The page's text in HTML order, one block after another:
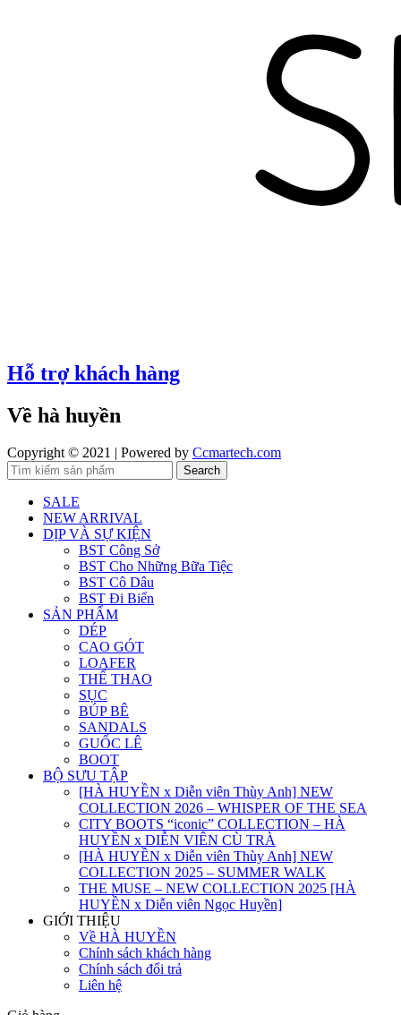
Hỗ trợ khách hàng
Về hà huyền
Copyright © 2021 | Powered by Ccmartech.com
Search
SALE
NEW ARRIVAL
DỊP VÀ SỰ KIỆN
BST Công Sở
BST Cho Những Bữa Tiệc
BST Cô Dâu
BST Đi Biển
SẢN PHẨM
DÉP
CAO GÓT
LOAFER
THỂ THAO
SỤC
BÚP BÊ
SANDALS
GUỐC LÊ
BOOT
BỘ SƯU TẬP
[HÀ HUYỀN x Diễn viên Thùy Anh] NEW
COLLECTION 2026 – WHISPER OF THE SEA
CITY BOOTS “iconic” COLLECTION – HÀ
HUYỀN x DIỄN VIÊN CÙ TRÀ
[HÀ HUYỀN x Diễn viên Thùy Anh] NEW
COLLECTION 2025 – SUMMER WALK
THE MUSE – NEW COLLECTION 2025 [HÀ
HUYỀN x Diễn viên Ngọc Huyền]
GIỚI THIỆU
Về HÀ HUYỀN
Chính sách khách hàng
Chính sách đổi trả
Liên hệ